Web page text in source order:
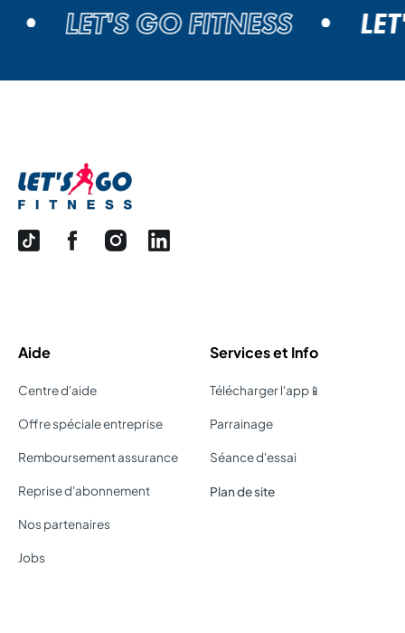
LET'S GO FITNESS
Aide
Centre d'aide
Offre spéciale entreprise
Remboursement assurance
Reprise d'abonnement
Nos partenaires
Jobs
Services et Info
Télécharger l'app📱
Parrainage
Séance d'essai
Plan de site